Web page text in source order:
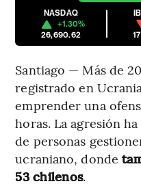
NASDAQ
+1.30%
26,690.62
Santiago — Más de
registrado en
emprender una
horas. La agresión
de personas
ucraniano, donde
53 chilenos.